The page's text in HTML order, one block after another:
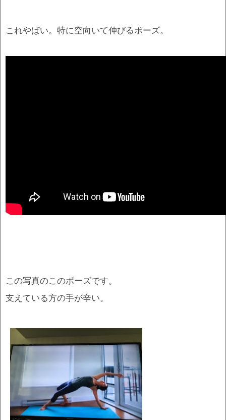
これやばい。特に空向いて伸びるポーズ。
この写真のこのポーズです。
支えている方の手が辛い。